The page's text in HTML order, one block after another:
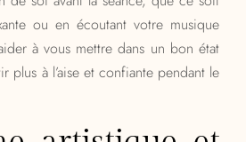
ou en écoutant votre musique
à vous mettre dans un bon état
plus à l’aise et confiante pendant le